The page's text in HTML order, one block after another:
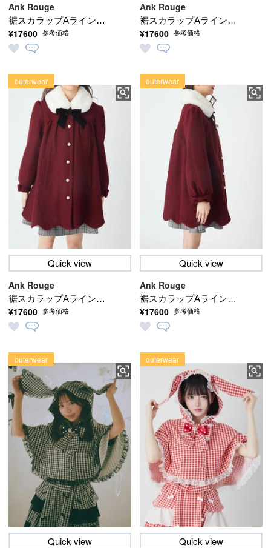
裾スカラップAラインコ
ート
Ank Rouge
¥17600 参考価格
裾スカラップAラインコ
ート
Ank Rouge
¥17600 参考価格
Quick view
裾スカラップAラインコ
ート
Ank Rouge
¥17600 参考価格
outerwear
Quick view
裾スカラップAラインコ
ート
Ank Rouge
¥17600 参考価格
outerwear
Quick view
outerwear
Quick view
outerwear